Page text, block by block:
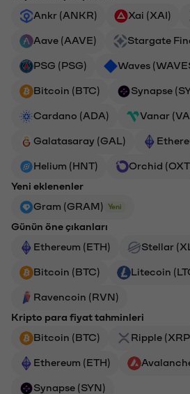
Ankr (ANKR)
Xai (XAI)
Aave (AAVE) Stargate
PSG (PSG) Waves
Bitcoin (BTC) Synapse
Cardano (ADA) Vanar
Galatasaray (GAL)
Helium (HNT)
Orchid
Yeni eklenenler
Gram (GRAM)
Yeni
Günün öne çıkanları
Ethereum (ETH)
Stellar
Bitcoin (BTC) Litecoin
Ravencoin (RVN)
Kripto para fiyat tahminleri
Bitcoin (BTC)
Ripple
Ethereum (ETH)
Synapse (SYN)